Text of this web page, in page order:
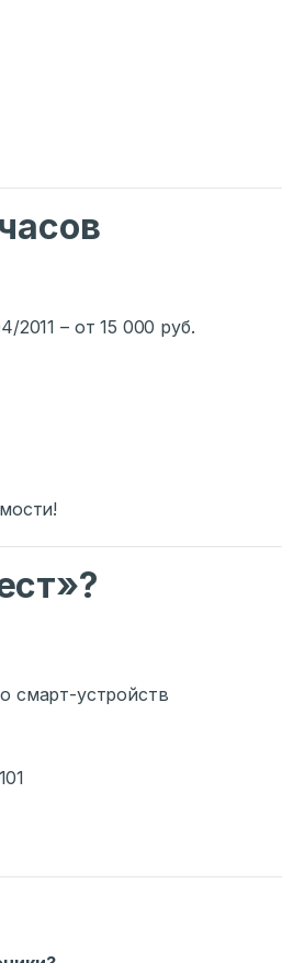
– от 15 000 руб.
смарт-устройств